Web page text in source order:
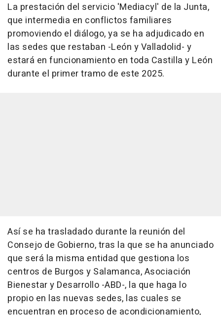
La prestación del servicio 'Mediacyl' de la Junta,
que intermedia en conflictos familiares
promoviendo el diálogo, ya se ha adjudicado en
las sedes que restaban -León y Valladolid- y
estará en funcionamiento en toda Castilla y León
durante el primer tramo de este 2025.
Así se ha trasladado durante la reunión del
Consejo de Gobierno, tras la que se ha anunciado
que será la misma entidad que gestiona los
centros de Burgos y Salamanca, Asociación
Bienestar y Desarrollo -ABD-, la que haga lo
propio en las nuevas sedes, las cuales se
encuentran en proceso de acondicionamiento,